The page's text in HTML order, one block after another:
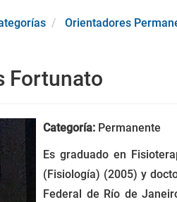
Orientadores
Fortunato
Categoría: Permanente
Es graduado en
(Fisiología) (2005) y
Federal de Río de